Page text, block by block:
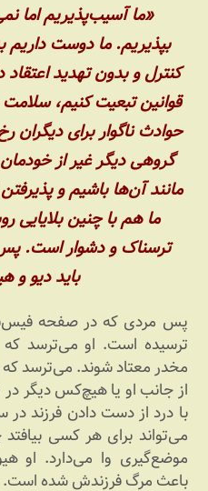
«ما آسیب‌پذیریم اما
بپذیریم. ما دوست داریم
کنترل و بدون تهدید
قوانین تبعیت کنیم، سلامت
حوادث ناگوار برای دیگران
گروهی دیگر غیر از
مانند آن‌ها باشیم و
ما هم با چنین بلایایی
ترسناک و دشوار است. پس
باید دیو و
ترسیده است. او می‌ترسد
مخدر معتاد شوند. می‌ترسد
با درد از دست دادن فرزند
می‌تواند برای هر کسی
موضع‌گیری وا می‌دارد. او
باعث مرگ فرزندش شده است.